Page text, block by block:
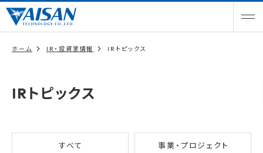
ホーム IR・投資家情報 IRトピックス
IRトピックス
すべて 事業・プロジェクト